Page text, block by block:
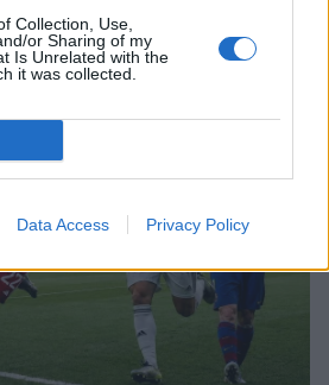
Collection, Use,
or Sharing of my
Is Unrelated with the
it was collected.
Data Access Privacy Policy
στην
χρόνια - Σε
με μαγιό